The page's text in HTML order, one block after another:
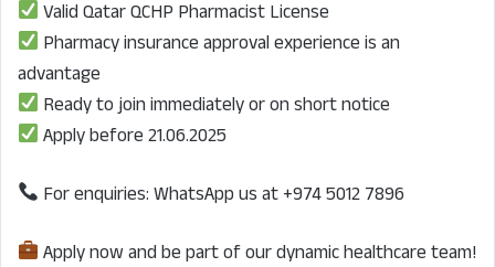
Valid Qatar QCHP Pharmacist License
Pharmacy insurance approval experience is an
advantage
Ready to join immediately or on short notice
Apply before 21.06.2025
For enquiries: WhatsApp us at +974 5012 7896
Apply now and be part of our dynamic healthcare team!